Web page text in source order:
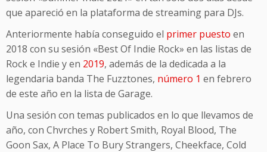
que apareció en la plataforma de streaming para DJs.
Anteriormente había conseguido el primer puesto en
2018 con su sesión «Best Of Indie Rock» en las listas de
Rock e Indie y en 2019, además de la dedicada a la
legendaria banda The Fuzztones, número 1 en febrero
de este año en la lista de Garage.
Una sesión con temas publicados en lo que llevamos de
año, con Chvrches y Robert Smith, Royal Blood, The
Goon Sax, A Place To Bury Strangers, Cheekface, Cold